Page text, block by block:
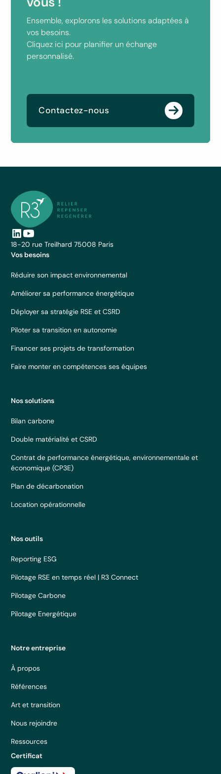
Ensemble, explorons les solutions adaptées à
vos besoins.
Cliquez ici pour planifier un échange
personnalisé.
Contactez-nous
18-20 rue Treilhard 75008 Paris
Vos besoins
Réduire son impact environnemental
Améliorer sa performance énergétique
Déployer sa stratégie RSE et CSRD
Piloter sa transition en autonomie
Financer ses projets de transformation
Faire monter en compétences ses équipes
Nos solutions
Bilan carbone
Double matérialité et CSRD
Contrat de performance énergétique, environnementale et
économique (CP3E)
Plan de décarbonation
Location opérationnelle
Nos outils
Reporting ESG
Pilotage RSE en temps réel | R3 Connect
Pilotage Carbone
Pilotage Energétique
Notre entreprise
À propos
Références
Art et transition
Nous rejoindre
Ressources
Certificat